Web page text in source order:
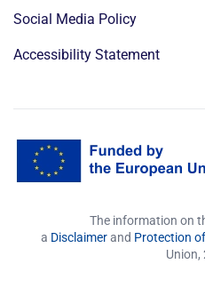
Social Media Policy
Accessibility Statement
The information on
a Disclaimerand Protection
Union,